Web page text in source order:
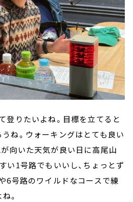
登りたいよね。目標を立てると
ね。ウォーキングはとても良い
向いた天気が良い日に高尾山
い1号路でもいいし、ちょっとず
6号路のワイルドなコースで練
。